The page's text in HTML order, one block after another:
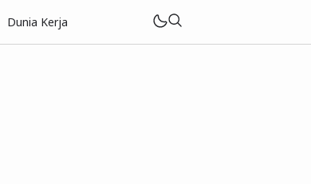
Dunia Kerja